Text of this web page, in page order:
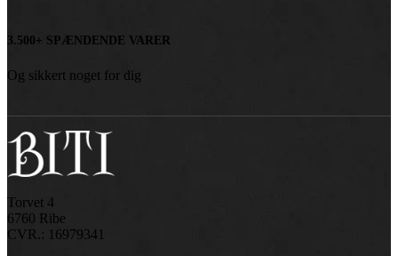
3.500+ SPÆNDENDE VARER
Og sikkert noget for dig
Torvet 4
6760 Ribe
CVR.: 16979341